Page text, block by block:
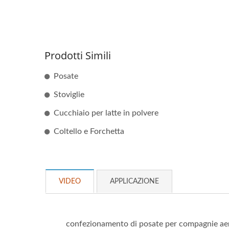
Prodotti Simili
Posate
Stoviglie
Cucchiaio per latte in polvere
Coltello e Forchetta
VIDEO APPLICAZIONE
confezionamento di posate per compagnie